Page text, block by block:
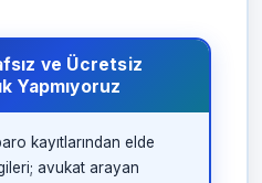
ve Ücretsiz
Yapmıyoruz
kayıtlarından elde
avukat arayan